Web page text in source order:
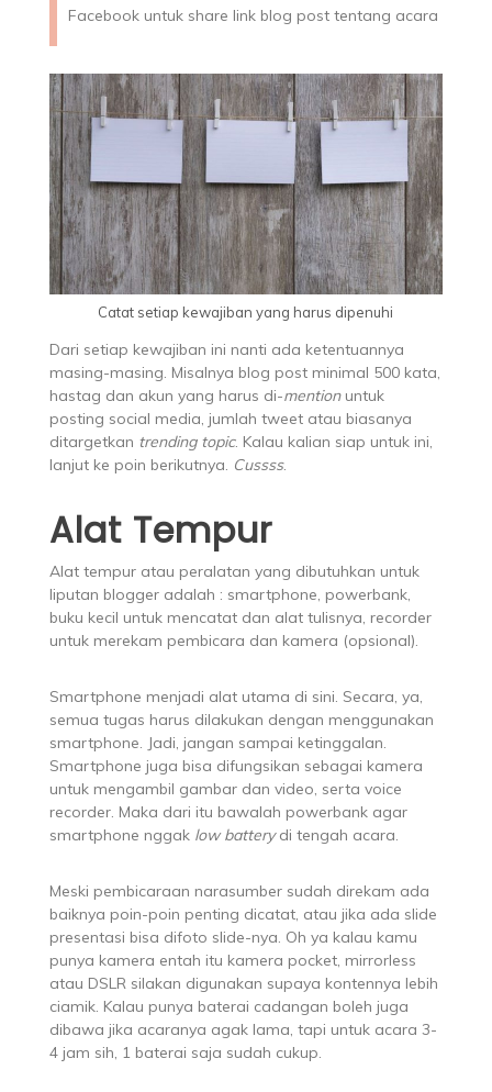
Facebook untuk share link blog post tentang acara
Catat setiap kewajiban yang harus dipenuhi
Dari setiap kewajiban ini nanti ada ketentuannya
masing-masing. Misalnya blog post minimal 500 kata,
hastag dan akun yang harus di-mention untuk
posting social media, jumlah tweet atau biasanya
ditargetkan trending topic. Kalau kalian siap untuk ini,
lanjut ke poin berikutnya. Cussss.
Alat Tempur
Alat tempur atau peralatan yang dibutuhkan untuk
liputan blogger adalah : smartphone, powerbank,
buku kecil untuk mencatat dan alat tulisnya, recorder
untuk merekam pembicara dan kamera (opsional).
Smartphone menjadi alat utama di sini. Secara, ya,
semua tugas harus dilakukan dengan menggunakan
smartphone. Jadi, jangan sampai ketinggalan.
Smartphone juga bisa difungsikan sebagai kamera
untuk mengambil gambar dan video, serta voice
recorder. Maka dari itu bawalah powerbank agar
smartphone nggak low batterydi tengah acara.
Meski pembicaraan narasumber sudah direkam ada
baiknya poin-poin penting dicatat, atau jika ada slide
presentasi bisa difoto slide-nya. Oh ya kalau kamu
punya kamera entah itu kamera pocket, mirrorless
atau DSLR silakan digunakan supaya kontennya lebih
ciamik. Kalau punya baterai cadangan boleh juga
dibawa jika acaranya agak lama, tapi untuk acara 3-
4 jam sih, 1 baterai saja sudah cukup.